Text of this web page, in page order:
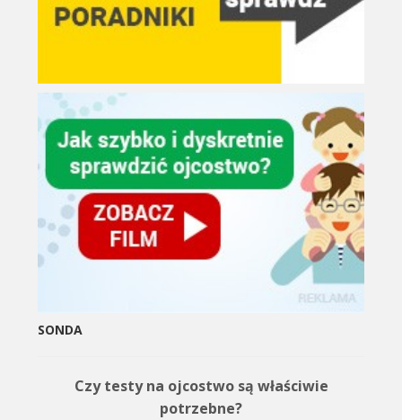
SONDA
Czy testy na ojcostwo są właściwie
potrzebne?